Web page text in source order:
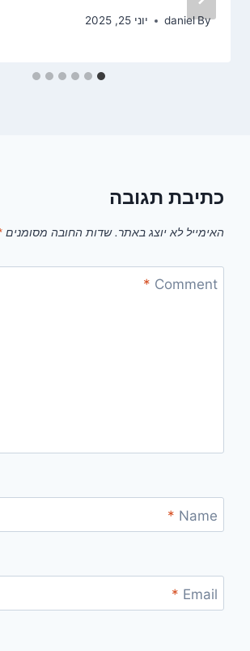
By
daniel יוני 25, 2025
כתיבת תגובה
האימייל לא יוצג באתר. שדות החובה מסומנים
Comment
*
Name
*
Email
*